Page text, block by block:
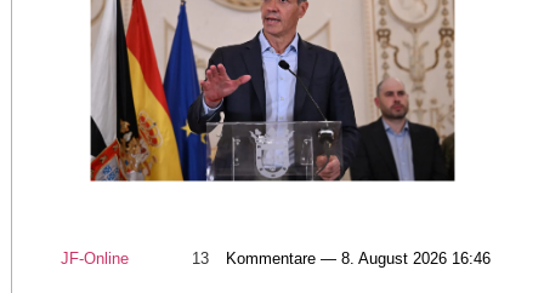
JF-Online 13 Kommentare — 8. August 2026 16:46